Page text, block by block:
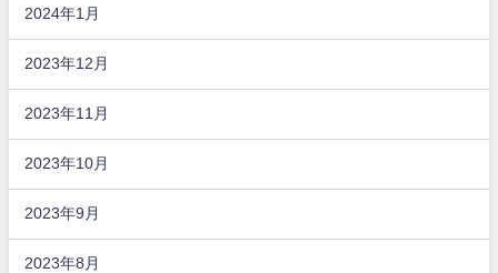
2024年1月
2023年12月
2023年11月
2023年10月
2023年9月
2023年8月